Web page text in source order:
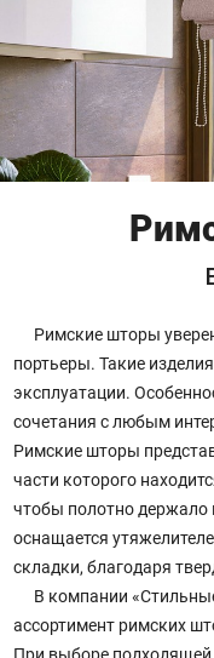
Римские шторы
портьеры. Такие
эксплуатации.
сочетания с любым
Римские шторы
части которого
чтобы полотно держало
оснащается
складки, благодаря
В компании
ассортимент римских